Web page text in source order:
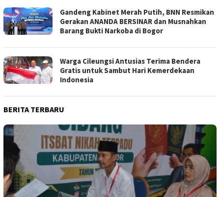
Gandeng Kabinet Merah Putih, BNN Resmikan
Gerakan ANANDA BERSINAR dan Musnahkan
Barang Bukti Narkoba di Bogor
Warga Cileungsi Antusias Terima Bendera
Gratis untuk Sambut Hari Kemerdekaan
Indonesia
BERITA TERBARU